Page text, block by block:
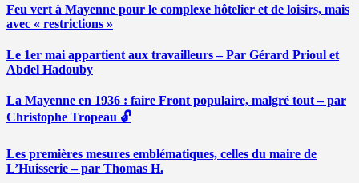
Feu vert à Mayenne pour le complexe hôtelier et de loisirs, mais
avec « restrictions »
Le 1er mai appartient aux travailleurs – Par Gérard Prioul et
Abdel Hadouby
La Mayenne en 1936 : faire Front populaire, malgré tout – par
Christophe Tropeau 🔓
Les premières mesures emblématiques, celles du maire de
L’Huisserie – par Thomas H.